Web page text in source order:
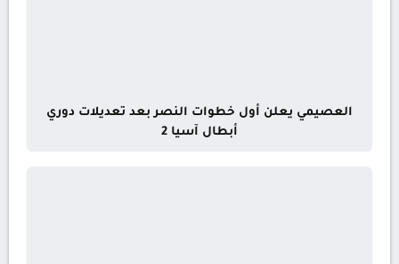
العصيمي يعلن أول خطوات النصر بعد تعديلات دوري
أبطال آسيا 2